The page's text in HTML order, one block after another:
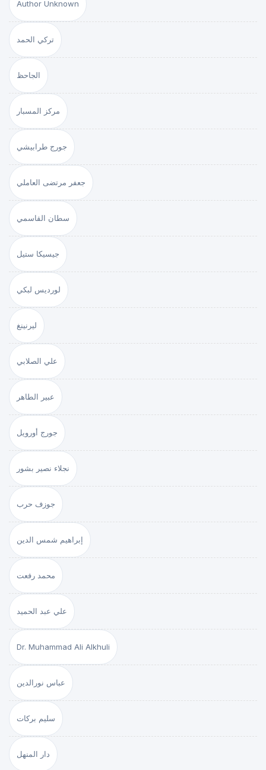
Author Unknown
تركي الحمد
الجاحظ
مركز المسبار
جورج طرابيشي
جعفر مرتضى العاملي
سطان القاسمي
جيسيكا ستيل
لورديس لبكي
ليرنينغ
علي الصلابي
عبير الطاهر
جورج أورويل
نجلاء نصير بشور
جوزف حرب
إبراهيم شمس الدين
محمد رفعت
علي عبد الحميد
Dr. Muhammad Ali Alkhuli
عباس نورالدين
سليم بركات
دار المنهل